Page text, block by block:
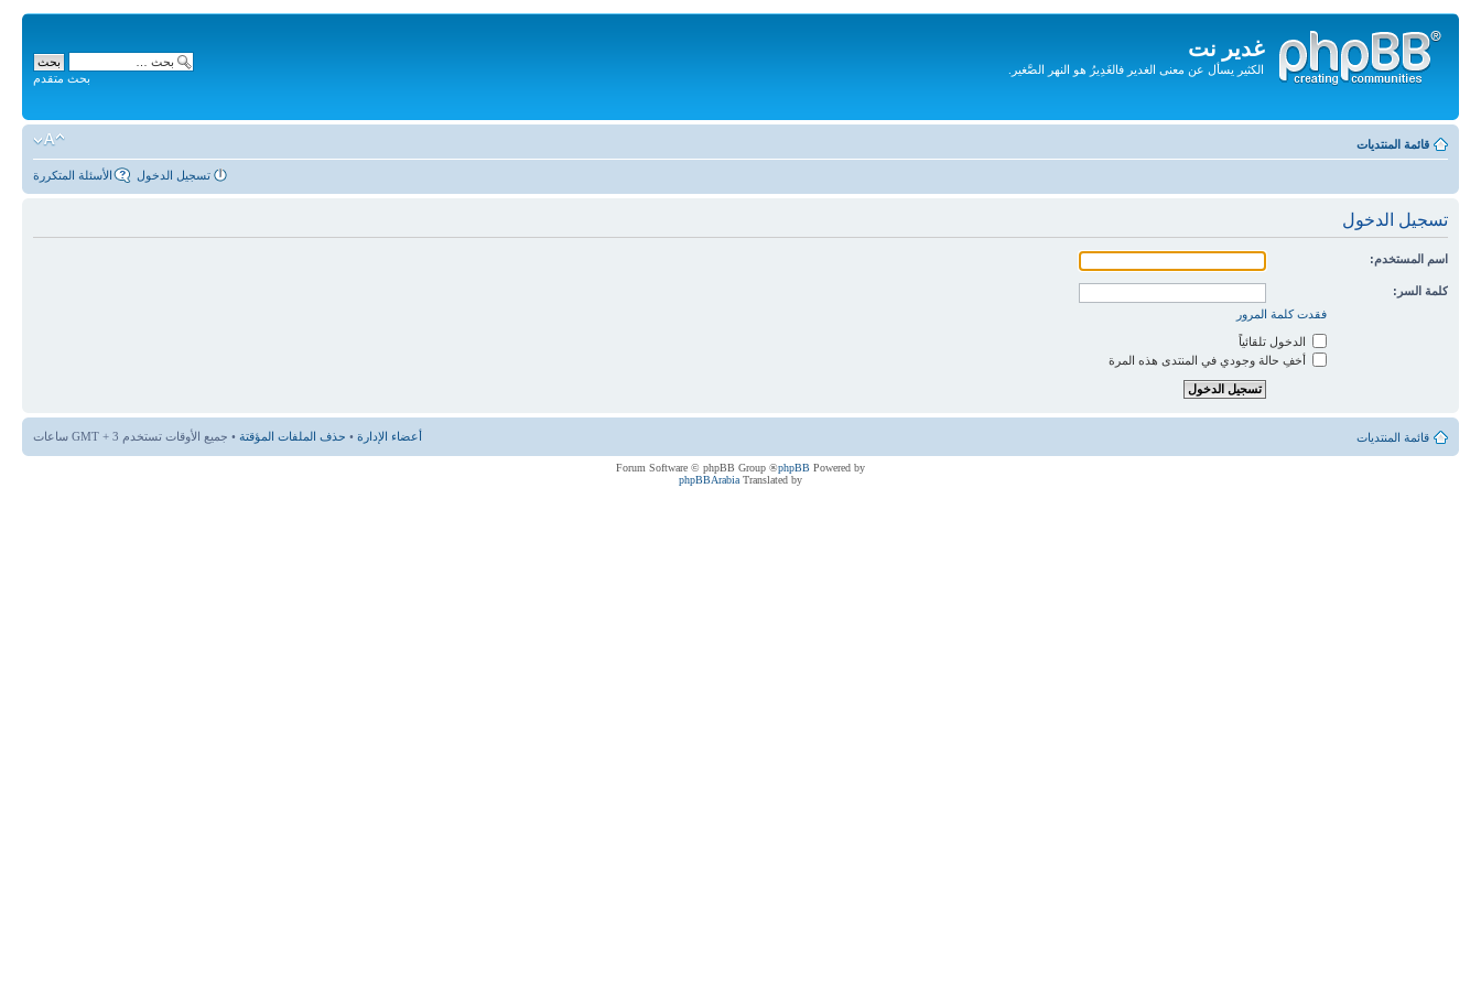
غدير نت
الكثير يسأل عن معنى الغدير فالغَدِيرُ هو النهر الصَّغير.
المحتويات
بحث متقدم
قائمة المنتديات
الأسئلة المتكررة تسجيل الدخول
تسجيل الدخول
اسم المستخدم:
كلمة السر:
فقدت كلمة المرور
الدخول تلقائياً
أخفِ حالة وجودي في المنتدى هذه المرة
قائمة المنتديات أعضاء الإدارة • حذف الملفات المؤقتة • جميع الأوقات تستخدم GMT + 3 ساعات
Powered by
phpBB
® Forum Software © phpBB Group
Translated by
phpBBArabia